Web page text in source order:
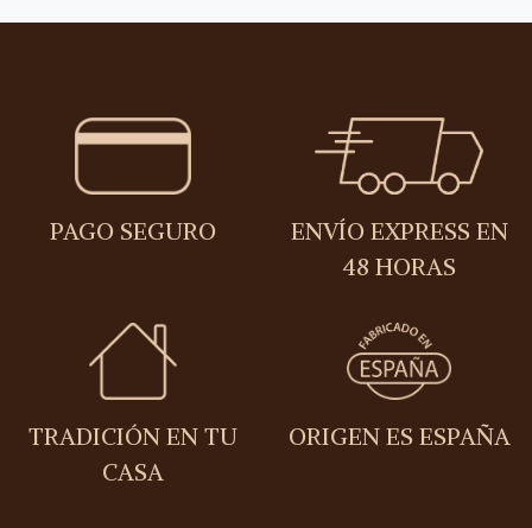
PAGO SEGURO
ENVÍO EXPRESS EN
48 HORAS
TRADICIÓN EN TU
CASA
ORIGEN ES ESPAÑA